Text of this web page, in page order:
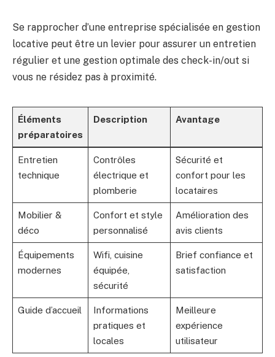
Se rapprocher d’une entreprise spécialisée en gestion
locative peut être un levier pour assurer un entretien
régulier et une gestion optimale des check-in/out si
vous ne résidez pas à proximité.
Éléments
préparatoires
Description Avantage
Entretien
technique
Contrôles
électrique et
plomberie
Sécurité et
confort pour les
locataires
Mobilier &
déco
Confort et style
personnalisé
Amélioration des
avis clients
Équipements
modernes
Wifi, cuisine
équipée,
sécurité
Brief confiance et
satisfaction
Guide d’accueil
Informations
pratiques et
locales
Meilleure
expérience
utilisateur